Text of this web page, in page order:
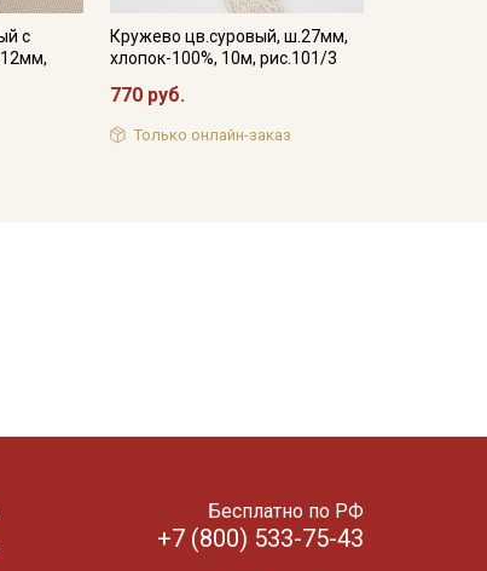
с
Кружево цв.суровый, ш.27мм,
хлопок-100%, 10м, рис.101/3
770 руб.
Только онлайн-заказ
Бесплатно по РФ
+7 (800) 533-75-43